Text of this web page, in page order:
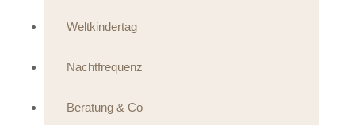
Weltkindertag
Nachtfrequenz
Beratung & Co